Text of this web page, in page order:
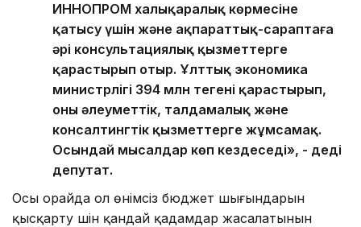
ИННОПРОМ халықаралық көрмесіне
қатысу үшін және ақпараттық-сараптаға
әрі консультациялық қызметтерге
қарастырып отыр. Ұлттық экономика
министрлігі 394 млн теңгені қарастырып,
оны әлеуметтік, талдамалық және
консалтингтік қызметтерге жұмсамақ.
Осындай мысалдар көп кездеседі», - деді
депутат.
Осы орайда ол өнімсіз бюджет шығындарын
қысқарту үшін қандай қадамдар жасалатынын